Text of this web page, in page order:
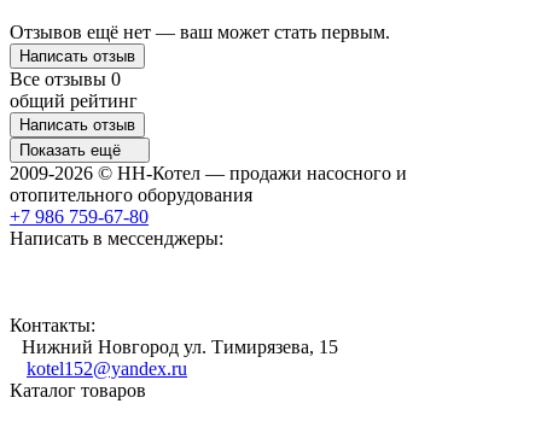
Отзывов ещё нет — ваш может стать первым.
Написать отзыв
Все отзывы 0
общий рейтинг
Написать отзыв
Показать ещё
2009-2026 © НН-Котел — продажи насосного и
отопительного оборудования
+7 986 759-67-80
Написать в мессенджеры:
Контакты:
Нижний Новгород ул. Тимирязева, 15
kotel152@yandex.ru
Каталог товаров